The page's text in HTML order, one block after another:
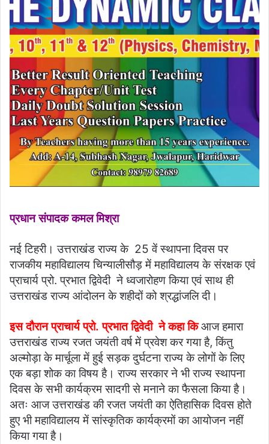
प्रधान संपादक कमल मिश्रा
नई टिहरी। उत्तराखंड राज्य के 25 वें स्थापना दिवस पर
राजकीय महाविद्यालय चिन्यालीसौड़ में महाविद्यालय के संरक्षक एवं
प्राचार्य प्रो. प्रभात द्विवेदी ने ध्वजारोहण किया एवं साथ ही
उत्तराखंड राज्य आंदोलन के शहीदों को श्रद्धांजलि दी।
इस दौरान प्राचार्य प्रो. प्रभात द्विवेदी ने कहा कि आज हमारा
उत्तराखंड राज्य रजत जयंती वर्ष में प्रवेश कर गया है, किंतु
अल्मोड़ा के मार्चूला में हुई सड़क दुर्घटना राज्य के लोगों के लिए
एक बड़ा शोक का विषय है। राज्य सरकार ने भी राज्य स्थापना
दिवस के सभी कार्यक्रम सादगी से मनाने का फैसला किया है।
अतः आज उत्तराखंड की रजत जयंती का ऐतिहासिक दिवस होते
हुए भी महाविद्यालय में सांस्कृतिक कार्यक्रमों का आयोजन नहीं
किया गया है।